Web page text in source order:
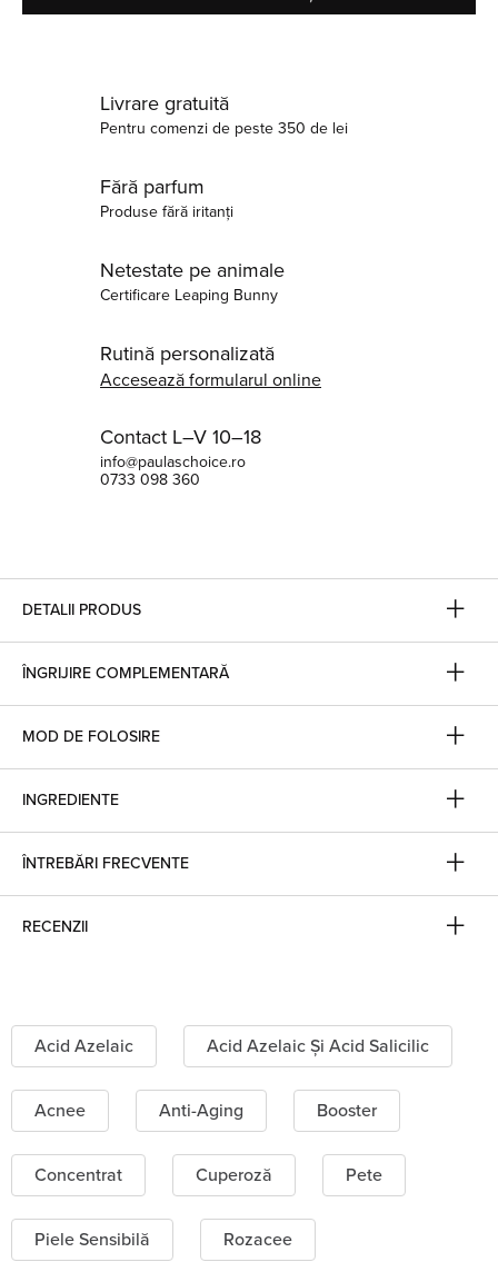
Livrare gratuită
Pentru comenzi de peste 350 de lei
Fără parfum
Produse fără iritanți
Netestate pe animale
Certificare Leaping Bunny
Rutină personalizată
Accesează formularul online
Contact L–V 10–18
info@paulaschoice.ro
0733 098 360
DETALII PRODUS
ÎNGRIJIRE COMPLEMENTARĂ
MOD DE FOLOSIRE
INGREDIENTE
ÎNTREBĂRI FRECVENTE
RECENZII
Acid Azelaic Acid Azelaic Și Acid Salicilic
Acnee Anti-Aging Booster
Concentrat Cuperoză Pete
Piele Sensibilă Rozacee